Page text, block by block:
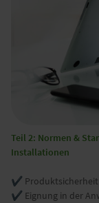
Teil 2: Normen &
Installationen
✔️ Produktsicherheit
✔️ Eignung in der